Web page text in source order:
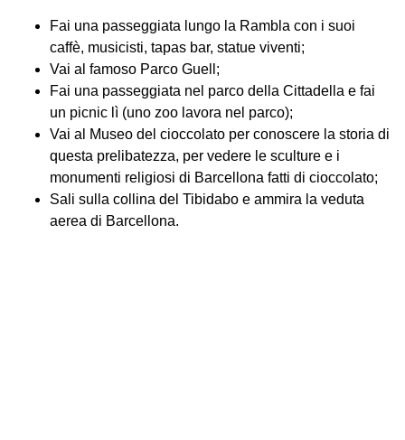
Fai una passeggiata lungo la Rambla con i suoi
caffè, musicisti, tapas bar, statue viventi;
Vai al famoso Parco Guell;
Fai una passeggiata nel parco della Cittadella e fai
un picnic lì (uno zoo lavora nel parco);
Vai al Museo del cioccolato per conoscere la storia di
questa prelibatezza, per vedere le sculture e i
monumenti religiosi di Barcellona fatti di cioccolato;
Sali sulla collina del Tibidabo e ammira la veduta
aerea di Barcellona.